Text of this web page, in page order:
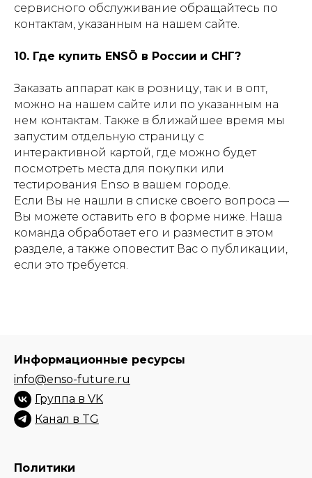
сервисного обслуживание обращайтесь по
контактам, указанным на нашем сайте.
10. Где купить ENSŌ в России и СНГ?
Заказать аппарат как в розницу, так и в опт,
можно на нашем сайте или по указанным на
нем контактам. Также в ближайшее время мы
запустим отдельную страницу с
интерактивной картой, где можно будет
посмотреть места для покупки или
тестирования Enso в вашем городе.
Если Вы не нашли в списке своего вопроса —
Вы можете оставить его в форме ниже. Наша
команда обработает его и разместит в этом
разделе, а также оповестит Вас о публикации,
если это требуется.
Политики
Канал в TG
Группа в VK
info@enso-future.ru
Информационные ресурсы